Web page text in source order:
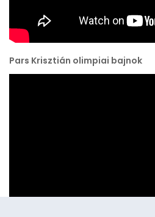
Pars Krisztián olimpiai bajnok